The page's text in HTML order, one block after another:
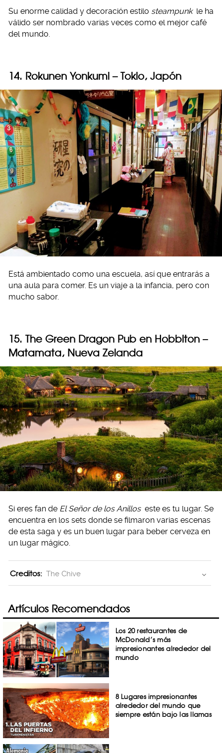
Su enorme calidad y decoración estilo steampunk le ha
válido ser nombrado varias veces como el mejor café
del mundo.
14. Rokunen Yonkumi – Tokio, Japón
Está ambientado como una escuela, así que entrarás a
una aula para comer. Es un viaje a la infancia, pero con
mucho sabor.
15. The Green Dragon Pub en Hobbiton –
Matamata, Nueva Zelanda
Si eres fan de El Señor de los Anillos este es tu lugar. Se
encuentra en los sets donde se filmaron varias escenas
de esta saga y es un buen lugar para beber cerveza en
un lugar mágico.
Creditos: The Chive
Artículos Recomendados
Los 20 restaurantes de
McDonald’s más
impresionantes alrededor del
mundo
8 Lugares impresionantes
alrededor del mundo que
siempre están bajo las llamas